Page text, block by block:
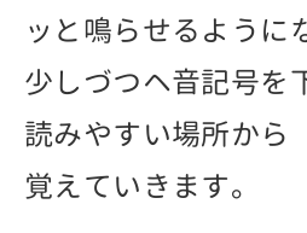
ッと鳴らせるように
少しづつヘ音記号を
読みやすい場所から
覚えていきます。